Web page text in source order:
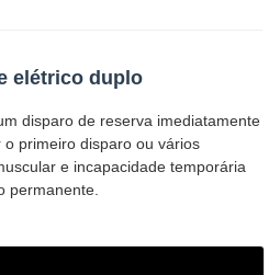
elétrico duplo
disparo de reserva imediatamente
primeiro disparo ou vários
e incapacidade temporária
permanente.